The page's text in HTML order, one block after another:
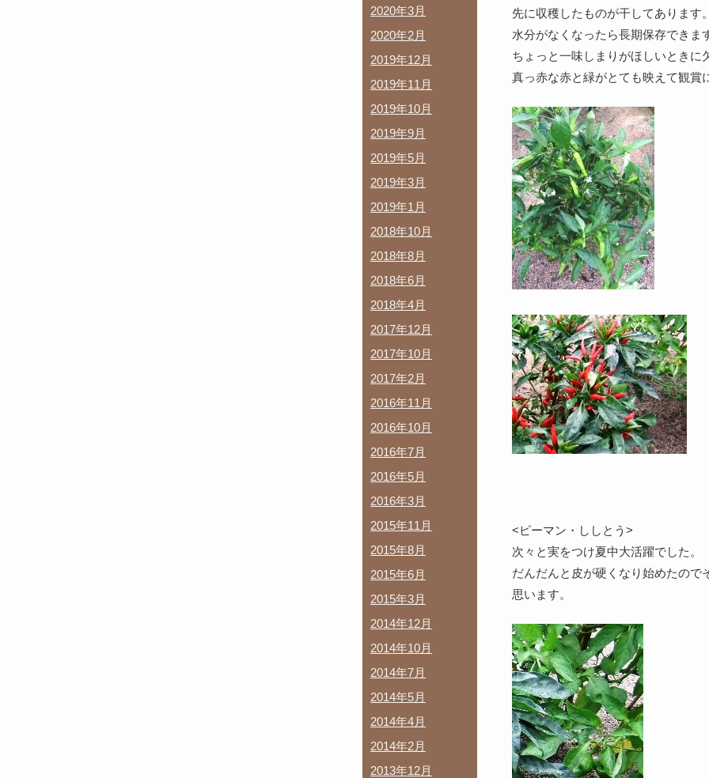
先に収穫したものが干してあります。
水分がなくなったら長期保存できま
ちょっと一味しまりがほしいときに
真っ赤な赤と緑がとても映えて観賞
<ピーマン・ししとう>
次々と実をつけ夏中大活躍でした。
だんだんと皮が硬くなり始めたので
思います。
2020年3月
2020年2月
2019年12月
2019年11月
2019年10月
2019年9月
2019年5月
2019年3月
2019年1月
2018年10月
2018年8月
2018年6月
2018年4月
2017年12月
2017年10月
2017年2月
2016年11月
2016年10月
2016年7月
2016年5月
2016年3月
2015年11月
2015年8月
2015年6月
2015年3月
2014年12月
2014年10月
2014年7月
2014年5月
2014年4月
2014年2月
2013年12月